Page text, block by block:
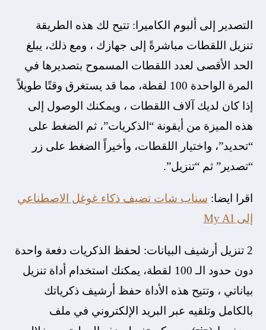
التصدير إلى ألبوم الكاميرا: تتيح لك هذه الطريقة
تنزيل اللقطات مباشرةً إلى جهازك ، ومع ذلك، يبلغ
الحد الأقصى لعدد اللقطات المسموح بتصديرها في
المرة الواحدة 100 لقطة، مما قد يستغرق وقتًا طويلاً
إذا كان لديك آلاف اللقطات ، ويمكنك الوصول إلى
هذه الميزة من أيقونة “الذكريات”، ثم الضغط على
“تحديد”، واختيار اللقطات، وأخيراً الضغط على زر
“تصدير” ثم “تنزيل”.
اقرا ايضا: سناب شات تضيف ذكاء غوغل الاصطناعي
إلى My AI
2 تنزيل أرشيف البيانات: لحفظ الذكريات دفعة واحدة
دون حدود الـ 100 لقطة، يمكنك استخدام أداة تنزيل
بياناتي ، وتتيح هذه الأداة حفظ أرشيف ذكرياتك
بالكامل وتلقيه عبر البريد الإلكتروني في ملف